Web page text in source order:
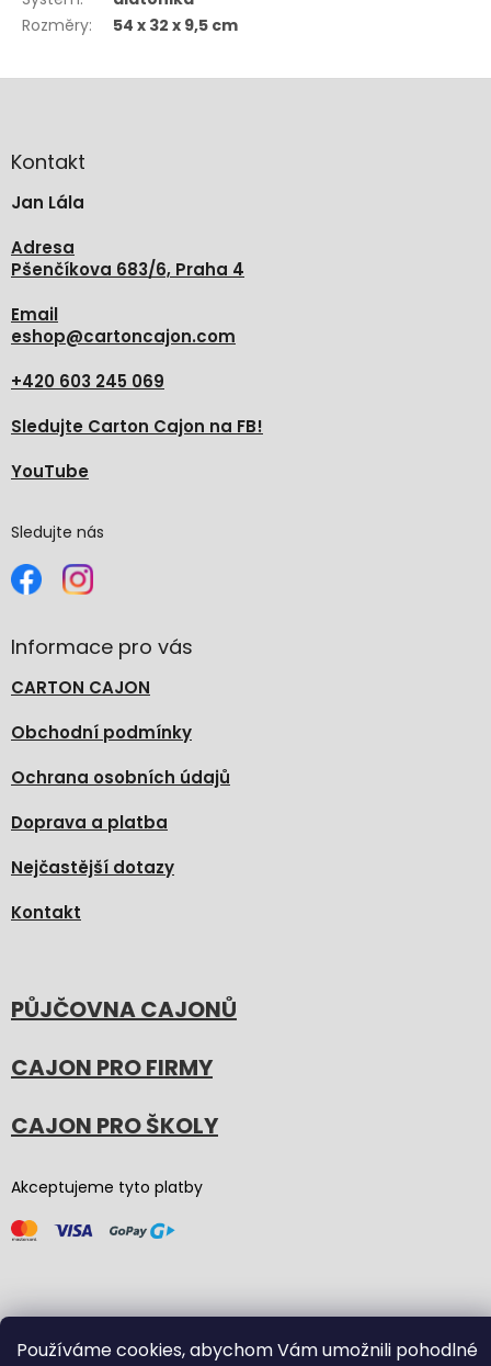
Používáme cookies, abychom Vám umožnili pohodlné
Rozměry: 54 x 32 x 9,5 cm
aKontakt
Jan Lála
Adresa
Pšenčíkova 683/6, Praha 4
Email
eshop@cartoncajon.com
+420 603 245 069
Sledujte Carton Cajon na FB!
YouTube
Sledujte nás
Informace pro vás
CARTON CAJON
Obchodní podmínky
Ochrana osobních údajů
Doprava a platba
Nejčastější dotazy
Kontakt
PŮJČOVNA CAJONŮ
CAJON PRO FIRMY
CAJON PRO ŠKOLY
Akceptujeme tyto platby
Vytvořil Shoptet(Graphic revision byBōjka Studio,